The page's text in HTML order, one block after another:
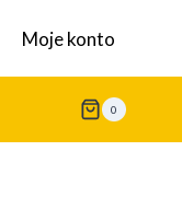
Moje konto
0